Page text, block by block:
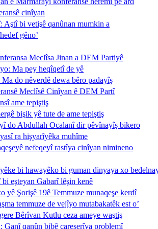
cinîyan
Aştî bi vetişê qanûnan mumkin a
gêno’
Meclîsa Jinan a DEM Partiyê
Ma pey heqîqetî de yê
do nêverdê dewa bêro padayîş
Meclîsê Cinîyan ê DEM Partî
ame tepiştiş
bişik yê tute de ame tepiştiş
do Abdullah Ocalanî dir pêvînayîş bikero
ra hişyarîyêka muhîme
nefeqeyî rastîya cinîyan nimineno
bi hawayêko bi guman dinyaya xo
eşteyan Gabarî lêşin kenê
yê Şorişê 19ê Temmuze munaqeşe kerdî
temmuze de vejîyo mutabakatêk est o’
Bêrîvan Kutlu ceza ameye waştiş
Ganî qanûn bibê çareserîya problemî